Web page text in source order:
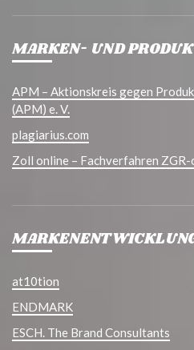
MARKEN- UND
APM – Aktionskreis gegen
(APM) e. V.
plagiarius.com
Zoll online – Fachverfahren ZGR-
at10tion
ENDMARK
ESCH. The Brand Consultants